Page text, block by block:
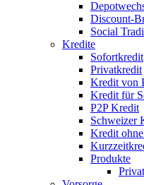
Discount-
Social
Kredite
Sofortkredit
Privatkredit
Kredit von
Kredit für
P2P Kredit
Schweizer
Kredit
Produkte